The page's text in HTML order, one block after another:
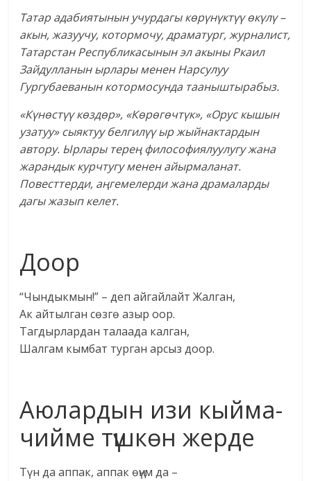
Татар адабиятынын учурдагы көрүнүктүү өкүлү –
акын, жазуучу, котормочу, драматург, журналист,
Татарстан Республикасынын эл акыны Ркаил
Зайдулланын ырлары менен Нарсулуу
Гургубаеванын котормосунда тааныштырабыз.
«Күнөстүү көздөр», «Көрөгөчтүк», «Орус кышын
узатуу» сыяктуу белгилүү ыр жыйнактардын
автору. Ырлары терең философиялуулугу жана
жарандык курчтугу менен айырмаланат.
Повесттерди, аңгемелерди жана драмаларды
дагы жазып келет.
Доор
“Чындыкмын!” – деп айгайлайт Жалган,
Ак айтылган сөзгө азыр оор.
Тагдырлардан талаада калган,
Шалгам кымбат турган арсыз доор.
Аюлардын изи кыйма-
чийме түшкөн жерде
Түн да аппак, аппак өңүм да –